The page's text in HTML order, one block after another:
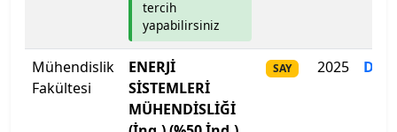
tercih
yapabilirsiniz
Mühendislik
Fakültesi
ENERJİ
SİSTEMLERİ
MÜHENDİSLİĞİ
SAY 2025